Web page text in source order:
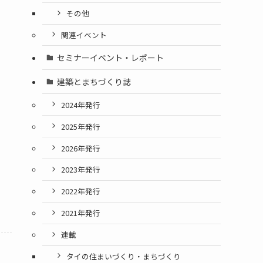
その他
関連イベント
セミナーイベント・レポート
建築とまちづくり誌
2024年発行
2025年発行
2026年発行
2023年発行
2022年発行
2021年発行
連載
タイの住まいづくり・まちづくり